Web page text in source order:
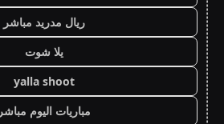
ريال مدريد مباشر
يلا شوت
yalla shoot
مباريات اليوم مباشر